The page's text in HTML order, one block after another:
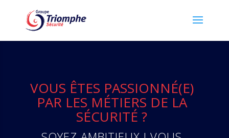
VOUS ÊTES PASSIONNÉ(E)
PAR LES MÉTIERS DE LA
SÉCURITÉ ?